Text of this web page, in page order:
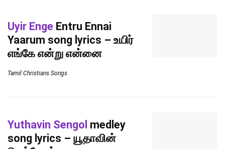
Uyir Enge Entru Ennai
Yaarum song lyrics – உயிர்
எங்கே என்று என்னை
Tamil Christians Songs
Yuthavin Sengol medley
song lyrics – யூதாவின்